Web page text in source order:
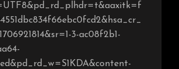
3-ac08f2b1-